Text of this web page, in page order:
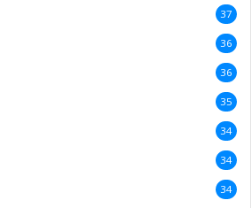
37
36
36
35
34
34
34